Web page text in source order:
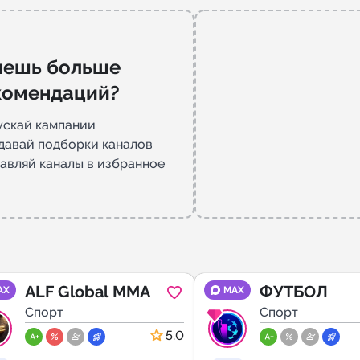
больше
кампании
подборки каналов
каналы в избранное
ALF Global MMA
Спорт
5.0
MAX ФУТБОЛ
Спорт